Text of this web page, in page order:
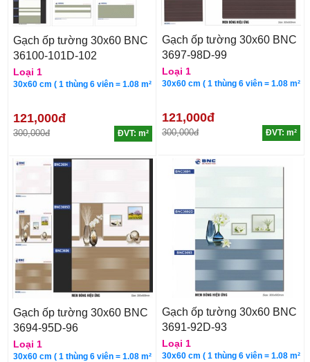
Gạch ốp tường 30x60 BNC
36100-101D-102
Loại 1
30x60 cm ( 1 thùng 6 viên = 1.08 m²
121,000đ
300,000đ ĐVT: m²
Gạch ốp tường 30x60 BNC
3697-98D-99
Loại 1
30x60 cm ( 1 thùng 6 viên = 1.08 m²
121,000đ
300,000đ ĐVT: m²
Gạch ốp tường 30x60 BNC
3694-95D-96
Loại 1
30x60 cm ( 1 thùng 6 viên = 1.08 m²
Gạch ốp tường 30x60 BNC
3691-92D-93
Loại 1
30x60 cm ( 1 thùng 6 viên = 1.08 m²